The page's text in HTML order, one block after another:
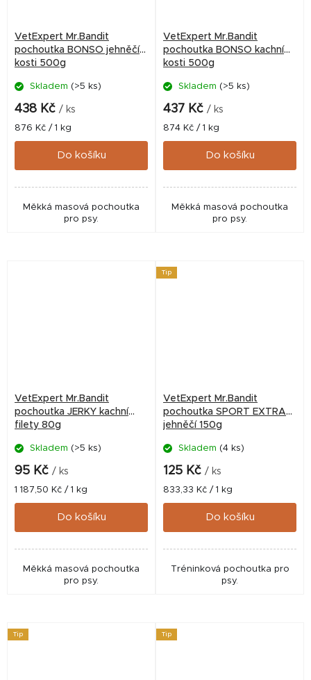
VetExpert Mr.Bandit
pochoutka BONSO jehněčí
kosti 500g
Skladem (>5 ks)
438 Kč / ks
Měrná
cena:
876 Kč / 1 kg
Do košíku
Měkká masová pochoutka
pro psy.
VetExpert Mr.Bandit
pochoutka BONSO kachní
kosti 500g
Skladem (>5 ks)
437 Kč / ks
Měrná
cena:
874 Kč / 1 kg
Do košíku
Měkká masová pochoutka
pro psy.
VetExpert Mr.Bandit
pochoutka JERKY kachní
filety 80g
Skladem (>5 ks)
95 Kč / ks
Měrná
cena:
1 187,50 Kč / 1 kg
Do košíku
Měkká masová pochoutka
pro psy.
Tip
VetExpert Mr.Bandit
pochoutka SPORT EXTRA
jehněčí 150g
Skladem (4 ks)
125 Kč / ks
Měrná
cena:
833,33 Kč / 1 kg
Do košíku
Tréninková pochoutka pro
psy.
Tip Tip